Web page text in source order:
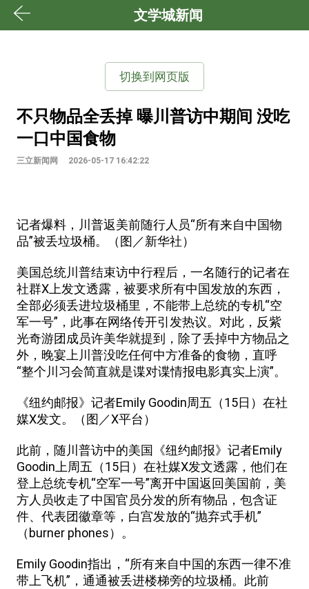
文学城新闻
切换到网页版
不只物品全丢掉 曝川普访中期间 没吃
一口中国食物
三立新闻网 2026-05-17 16:42:22
记者爆料，川普返美前随行人员“所有来自中国物
品”被丢垃圾桶。（图／新华社）
美国总统川普结束访中行程后，一名随行的记者在
社群X上发文透露，被要求所有中国发放的东西，
全部必须丢进垃圾桶里，不能带上总统的专机“空
军一号”，此事在网络传开引发热议。对此，反紫
光奇游团成员许美华就提到，除了丢掉中方物品之
外，晚宴上川普没吃任何中方准备的食物，直呼
“整个川习会简直就是谍对谍情报电影真实上演”。
《纽约邮报》记者Emily Goodin周五（15日）在社
媒X发文。（图／X平台）
此前，随川普访中的美国《纽约邮报》记者Emily
Goodin上周五（15日）在社媒X发文透露，他们在
登上总统专机“空军一号”离开中国返回美国前，美
方人员收走了中国官员分发的所有物品，包含证
件、代表团徽章等，白宫发放的“抛弃式手机”
（burner phones）。
Emily Goodin指出，“所有来自中国的东西一律不准
带上飞机”，通通被丢进楼梯旁的垃圾桶。此前